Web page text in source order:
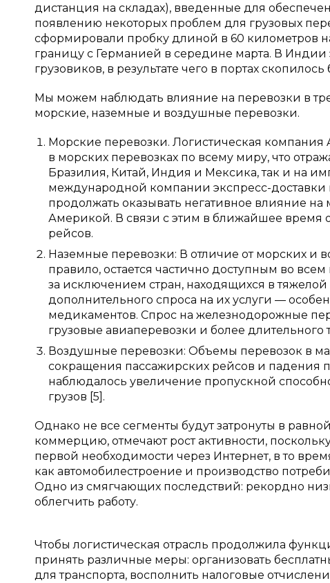
дистанция на складах), введенные для
появлению некоторых проблем для грузовых
сформировали пробку длиной в 60 километров
границу с Германией в середине марта. В Индии
грузовиков, в результате чего в портах
Мы можем наблюдать влияние на перевозки в
морские, наземные и воздушные перевозки.
Морские перевозки. Логистическая компания
в морских перевозках по всему миру, что
Бразилия, Китай, Индия и Мексика, так и на
международной компании экспресс-доставки
продолжать оказывать негативное влияние
Америкой. В связи с этим в ближайшее время
рейсов.
Наземные перевозки: В отличие от морских и
правило, остается частично доступным во
за исключением стран, находящихся в
дополнительного спроса на их услуги —
медикаментов. Спрос на железнодорожные
грузовые авиаперевозки и более длительного
Воздушные перевозки: Объемы перевозок в
сокращения пассажирских рейсов и падения
наблюдалось увеличение пропускной
грузов [5].
Однако не все сегменты будут затронуты в
коммерцию, отмечают рост активности,
первой необходимости через Интернет, в то
как автомобилестроение и производство
Одно из смягчающих последствий: рекордно
облегчить работу.
Чтобы логистическая отрасль продолжила
принять различные меры: организовать
для транспорта, восполнить налоговые